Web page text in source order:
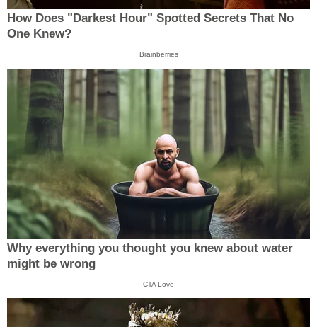
How Does "Darkest Hour" Spotted Secrets That No
One Knew?
Brainberries
Why everything you thought you knew about water
might be wrong
CTA Love